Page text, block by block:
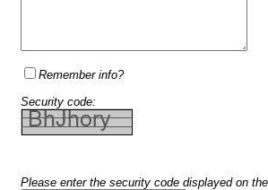
Remember info?
Security code:
Please enter the security code displayed on